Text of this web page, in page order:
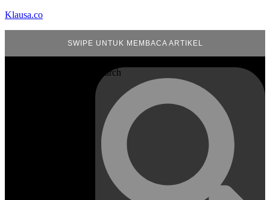
Klausa.co
SWIPE UNTUK MEMBACA ARTIKEL
Search